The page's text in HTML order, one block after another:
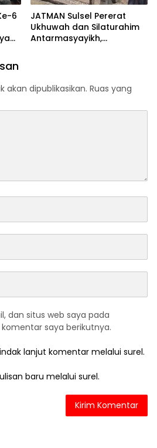
6
JATMAN Sulsel Pererat
Ukhuwah dan Silaturahim
Antarmasyayikh,
akan dipublikasikan. Ruas yang
dan situs web saya pada
saya berikutnya.
lanjut komentar melalui surel.
baru melalui surel.